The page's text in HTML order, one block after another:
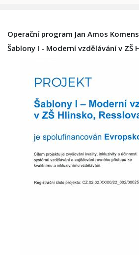
Operační program Jan Amos
Šablony I - Moderní vzdělávání v ZŠ